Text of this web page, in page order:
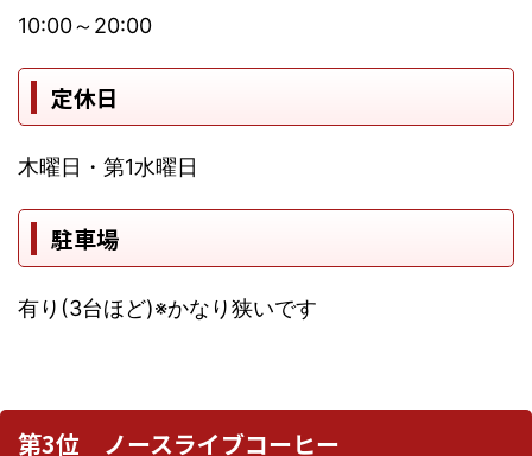
10:00～20:00
定休日
木曜日・第1水曜日
駐車場
有り(3台ほど)※かなり狭いです
第3位 ノースライブコーヒー